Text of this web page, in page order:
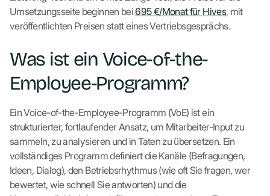
Umsetzungsseite beginnen bei695 €/Monat für Hives, mit
veröffentlichten Preisen statt eines Vertriebsgesprächs.
Was ist ein Voice-of-the-
Employee-Programm?
Ein Voice-of-the-Employee-Programm (VoE) ist ein
strukturierter, fortlaufender Ansatz, um Mitarbeiter-Input zu
sammeln, zu analysieren und in Taten zu übersetzen. Ein
vollständiges Programm definiert die Kanäle (Befragungen,
Ideen, Dialog), den Betriebsrhythmus (wie oft Sie fragen, wer
bewertet, wie schnell Sie antworten) und die